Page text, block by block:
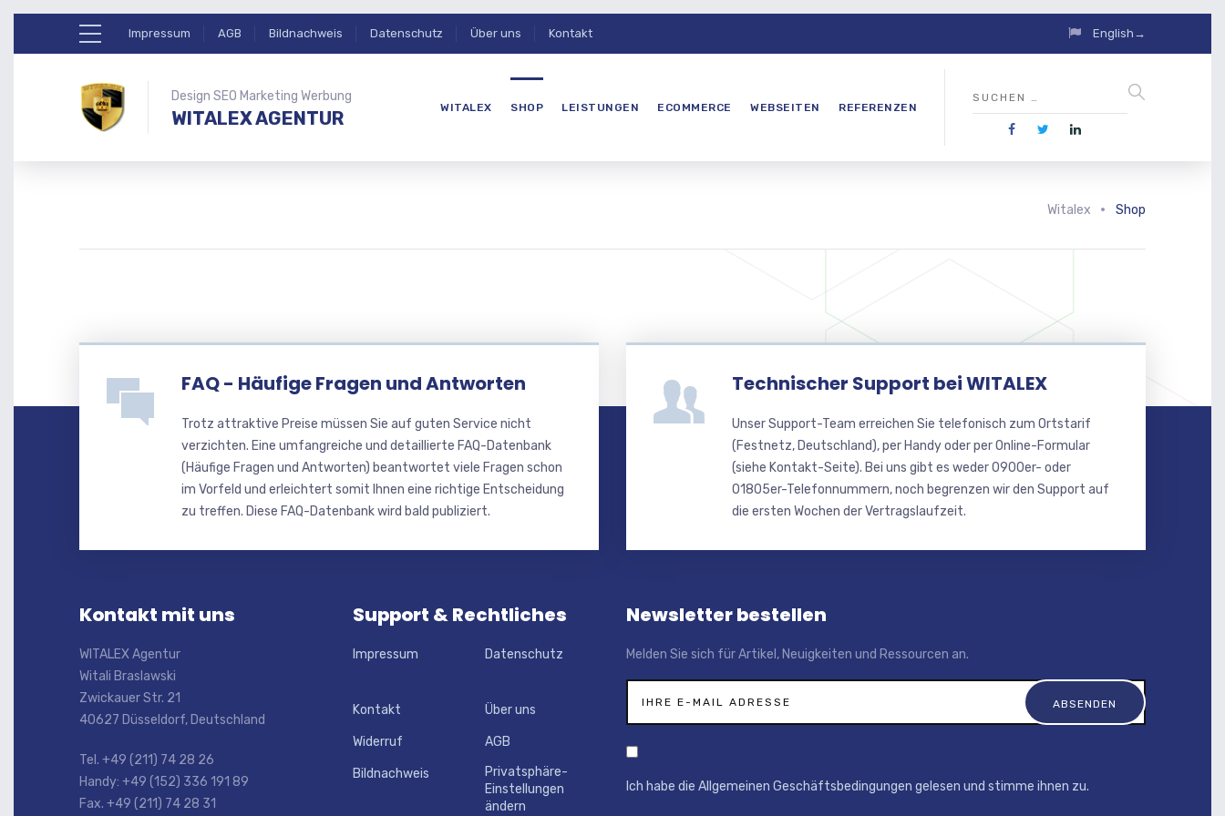
Impressum AGB Bildnachweis Datenschutz Über uns Kontakt English→
Design SEO Marketing Werbung
WITALEX AGENTUR WITALEX SHOP LEISTUNGEN ECOMMERCE WEBSEITEN REFERENZEN
Witalex Shop
FAQ - Häufige Fragen und Antworten
Trotz attraktive Preise müssen Sie auf guten Service nicht
verzichten. Eine umfangreiche und detaillierte FAQ-Datenbank
(Häufige Fragen und Antworten) beantwortet viele Fragen schon
im Vorfeld und erleichtert somit Ihnen eine richtige Entscheidung
zu treffen. Diese FAQ-Datenbank wird bald publiziert.
Technischer Support bei WITALEX
Unser Support-Team erreichen Sie telefonisch zum Ortstarif
(Festnetz, Deutschland), per Handy oder per Online-Formular
(siehe Kontakt-Seite). Bei uns gibt es weder 0900er- oder
01805er-Telefonnummern, noch begrenzen wir den Support auf
die ersten Wochen der Vertragslaufzeit.
Kontakt mit uns
WITALEX Agentur
Witali Braslawski
Zwickauer Str. 21
40627 Düsseldorf, Deutschland
Tel. +49 (211) 74 28 26
Handy: +49 (152) 336 191 89
Fax. +49 (211) 74 28 31
Support & Rechtliches
Impressum Datenschutz
Kontakt Über uns
Widerruf AGB
Bildnachweis
Privatsphäre-
Einstellungen
ändern
Newsletter bestellen
Melden Sie sich für Artikel, Neuigkeiten und Ressourcen an.
Ich habe die Allgemeinen Geschäftsbedingungen gelesen und stimme ihnen zu.